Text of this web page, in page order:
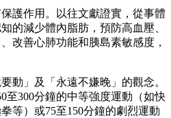
護作用。以往文獻證實，從事體
的減少體內脂肪，預防高血壓、
改善心肺功能和胰島素敏感度，
動」及「永遠不嫌晚」的觀念。
至300分鐘的中等強度運動（如快
等）或75至150分鐘的劇烈運動